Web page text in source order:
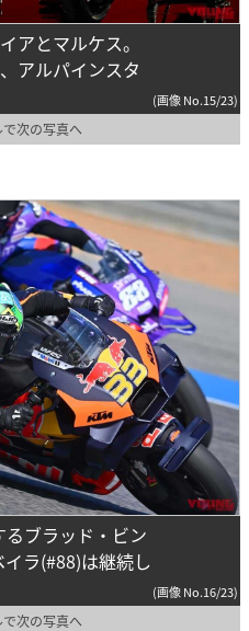
アとマルケス。
アルパインスタ
(画像 No.15/23)
次の写真へ
ブラッド・ビン
ラ(#88)は継続し
(画像 No.16/23)
次の写真へ